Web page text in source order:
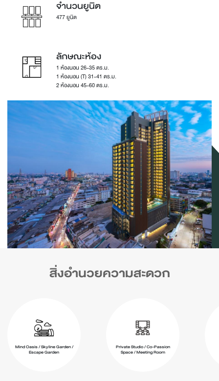
จำนวนยูนิต
477 ยูนิต
ลักษณะห้อง
1 ห้องนอน 26-35 ตร.ม.
1 ห้องนอน (T) 31-41 ตร.ม.
2 ห้องนอน 45-60 ตร.ม.
สิ่งอำนวยความสะดวก
Mind Oasis / Skyline Garden /
Escape Garden
Private Studio / Co-Passion
Space / Meeting Room